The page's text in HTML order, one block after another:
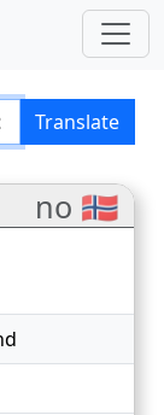
Translate
no 🇳🇴